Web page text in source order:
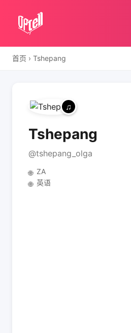
首页 › Tshepang
Tshepang
@tshepang_olga
🌐 ZA
🌐 英语